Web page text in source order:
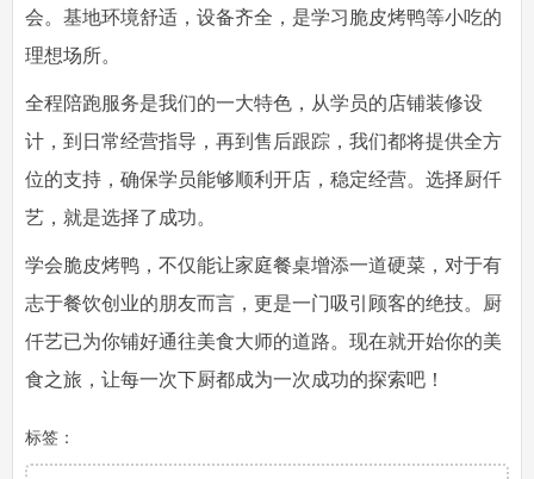
会。基地环境舒适，设备齐全，是学习脆皮烤鸭等小吃的
理想场所。
全程陪跑服务是我们的一大特色，从学员的店铺装修设
计，到日常经营指导，再到售后跟踪，我们都将提供全方
位的支持，确保学员能够顺利开店，稳定经营。选择厨仟
艺，就是选择了成功。
学会脆皮烤鸭，不仅能让家庭餐桌增添一道硬菜，对于有
志于餐饮创业的朋友而言，更是一门吸引顾客的绝技。厨
仟艺已为你铺好通往美食大师的道路。现在就开始你的美
食之旅，让每一次下厨都成为一次成功的探索吧！
标签：